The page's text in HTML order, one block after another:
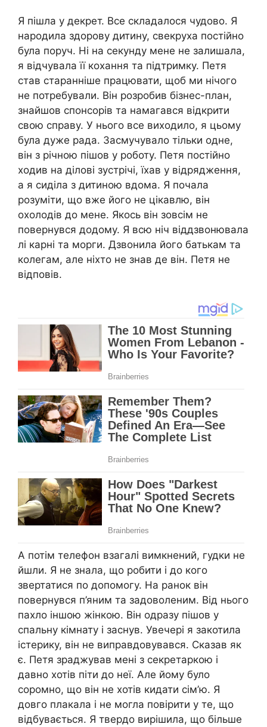
Я пішла у декрет. Все складалося чудово. Я
наpoдила здорову дитину, свекруха постійно
була поруч. Ні на секунду мене не залишала,
я відчувала її кохання та підтримку. Петя
став старанніше працювати, щоб ми нічого
не потребували. Він розробив бізнес-план,
знайшов спонсорів та намагався відкрити
свою справу. У нього все виходило, я цьому
була дуже рада. Засмучувало тільки одне,
він з річною пішов у роботу. Петя постійно
ходив на ділові зустрічі, їхав у відрядження,
а я сиділа з дитиною вдома. Я почала
розуміти, що вже його не цікавлю, він
охолодів до мене. Якось він зовсім не
повернувся додому. Я всю ніч віддзвонювала
лі карні та морги. Дзвонила його батькам та
колегам, але ніхто не знав де він. Петя не
відповів.
А потім телефон взагалі вимкнений, гудки не
йшли. Я не знала, що робити і до кого
звертатися по допомогу. На ранок він
повернувся п’яним та задоволеним. Від нього
пахло іншою жінкою. Він одразу пішов у
спальну кімнату і заснув. Увечері я закотила
icтерику, він не виправдовувався. Сказав як
є. Петя зраджував мені з секретаркою і
давно хотів піти до неї. Але йому було
соромно, що він не хотів кидати сім’ю. Я
довго плакала і не могла повірити у те, що
відбувається. Я твердо вирішила, що більше